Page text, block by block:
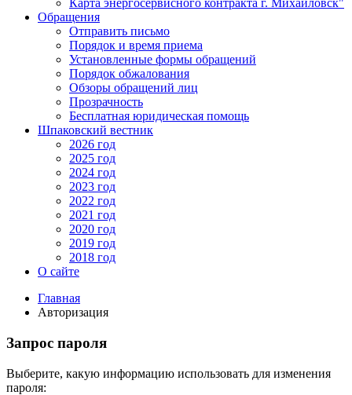
Карта энергосервисного контракта г. Михайловск"
Обращения
Отправить письмо
Порядок и время приема
Установленные формы обращений
Порядок обжалования
Обзоры обращений лиц
Прозрачность
Бесплатная юридическая помощь
Шпаковский вестник
2026 год
2025 год
2024 год
2023 год
2022 год
2021 год
2020 год
2019 год
2018 год
О сайте
Главная
Авторизация
Запрос пароля
Выберите, какую информацию использовать для изменения
пароля: